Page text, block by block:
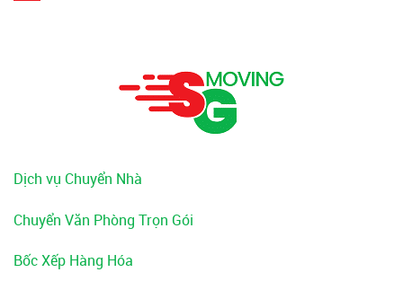
Dịch vụ Chuyển Nhà
Chuyển Văn Phòng Trọn Gói
Bốc Xếp Hàng Hóa